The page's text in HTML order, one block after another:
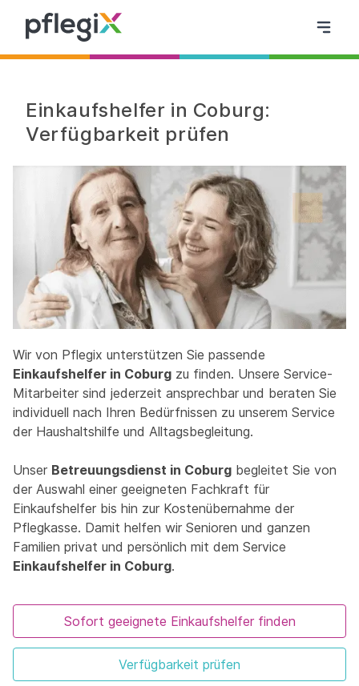
Einkaufshelfer in Coburg:
Verfügbarkeit prüfen
Wir von Pflegix unterstützen Sie passende
Einkaufshelfer in Coburg zu finden. Unsere Service-
Mitarbeiter sind jederzeit ansprechbar und beraten Sie
individuell nach Ihren Bedürfnissen zu unserem Service
der Haushaltshilfe und Alltagsbegleitung.
Unser Betreuungsdienst in Coburg begleitet Sie von
der Auswahl einer geeigneten Fachkraft für
Einkaufshelfer bis hin zur Kostenübernahme der
Pflegkasse. Damit helfen wir Senioren und ganzen
Familien privat und persönlich mit dem Service
Einkaufshelfer in Coburg.
Sofort geeignete Einkaufshelfer finden
Verfügbarkeit prüfen